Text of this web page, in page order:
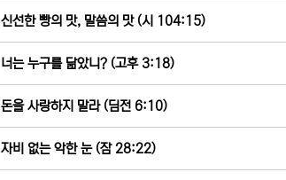
신선한 빵의 맛, 말씀의 맛 (시 104:15)
너는 누구를 닮았니? (고후 3:18)
돈을 사랑하지 말라 (딤전 6:10)
자비 없는 악한 눈 (잠 28:22)